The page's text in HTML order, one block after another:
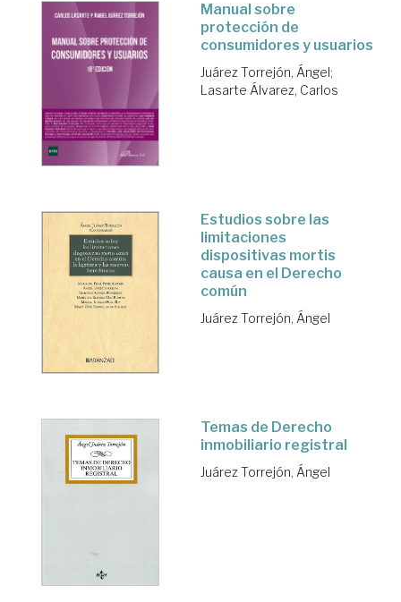
Manual sobre
protección de
consumidores y usuarios
Juárez Torrejón, Ángel;
Lasarte Álvarez, Carlos
Estudios sobre las
limitaciones
dispositivas mortis
causa en el Derecho
común
Juárez Torrejón, Ángel
Temas de Derecho
inmobiliario registral
Juárez Torrejón, Ángel